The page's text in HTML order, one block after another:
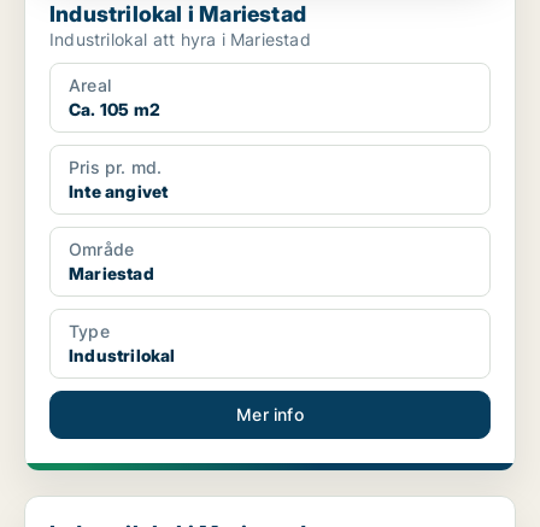
Industrilokal i Mariestad
Industrilokal att hyra i Mariestad
Areal
Ca. 105 m2
Pris pr. md.
Inte angivet
Område
Mariestad
Type
Industrilokal
Mer info
Industrilokal i Mariestad